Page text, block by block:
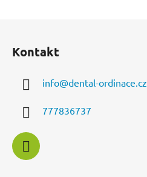
Kontakt
info@dental-ordinace.cz
777836737